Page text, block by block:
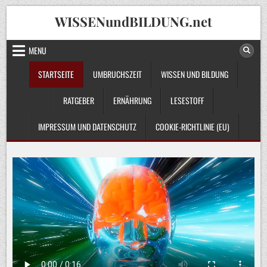
Skip
to
content
WISSENundBILDUNG.net
MENU
STARTSEITE
UMBRUCHSZEIT WISSEN UND BILDUNG
RATGEBER ERNÄHRUNG LESESTOFF
IMPRESSUM UND DATENSCHUTZ COOKIE-RICHTLINIE (EU)